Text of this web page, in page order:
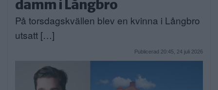
damm i Långbro
På torsdagskvällen blev en kvinna i Långbro
utsatt […]
Publicerad 20:45, 24 juli 2026